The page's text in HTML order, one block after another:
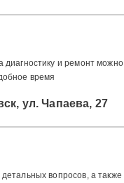
диагностику и ремонт можно
время
ул. Чапаева, 27
вопросов, а также